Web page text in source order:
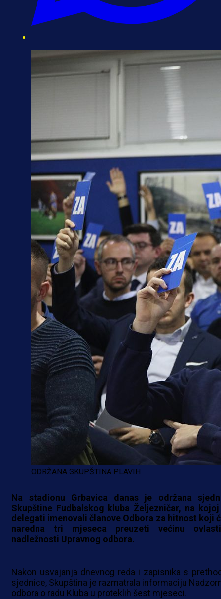
ODRŽANA SKUPŠTINA PLAVIH
Na stadionu Grbavica danas je održana
Skupštine Fudbalskog kluba Željezničar, na
delegati imenovali članove Odbora za hitnost koji
naredna tri mjeseca preuzeti većinu
nadležnosti Upravnog odbora.
Nakon usvajanja dnevnog reda i zapisnika s
sjednice, Skupština je razmatrala informaciju
odbora o radu Kluba u proteklih šest mjeseci.